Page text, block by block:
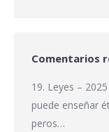
Comentarios
19. Leyes –
puede enseñar
peros…